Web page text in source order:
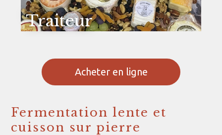
Traiteur
Acheter en ligne
Fermentation lente et
cuisson sur pierre